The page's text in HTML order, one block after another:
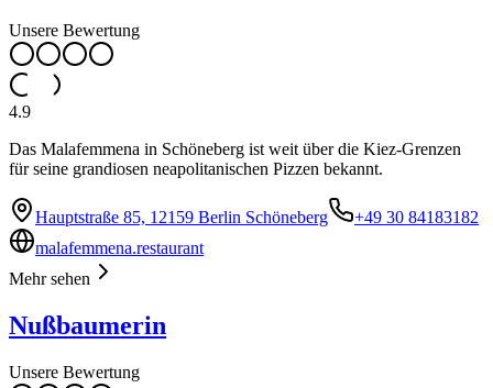
Unsere Bewertung
4.9
Das Malafemmena in Schöneberg ist weit über die Kiez-Grenzen
für seine grandiosen neapolitanischen Pizzen bekannt.
Hauptstraße 85, 12159 Berlin Schöneberg
+49 30 84183182
malafemmena.restaurant
Mehr sehen
Nußbaumerin
Unsere Bewertung